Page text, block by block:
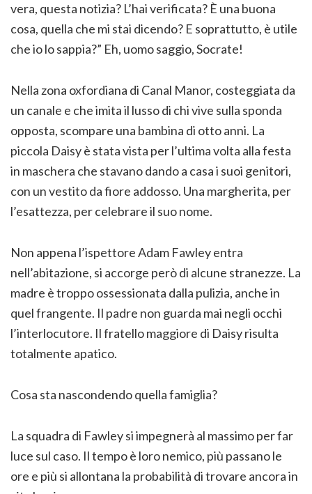
vera, questa notizia? L’hai verificata? È una buona
cosa, quella che mi stai dicendo? E soprattutto, è utile
che io lo sappia?” Eh, uomo saggio, Socrate!
Nella zona oxfordiana di Canal Manor, costeggiata da
un canale e che imita il lusso di chi vive sulla sponda
opposta, scompare una bambina di otto anni. La
piccola Daisy è stata vista per l’ultima volta alla festa
in maschera che stavano dando a casa i suoi genitori,
con un vestito da fiore addosso. Una margherita, per
l’esattezza, per celebrare il suo nome.
Non appena l’ispettore Adam Fawley entra
nell’abitazione, si accorge però di alcune stranezze. La
madre è troppo ossessionata dalla pulizia, anche in
quel frangente. Il padre non guarda mai negli occhi
l’interlocutore. Il fratello maggiore di Daisy risulta
totalmente apatico.
Cosa sta nascondendo quella famiglia?
La squadra di Fawley si impegnerà al massimo per far
luce sul caso. Il tempo è loro nemico, più passano le
ore e più si allontana la probabilità di trovare ancora in